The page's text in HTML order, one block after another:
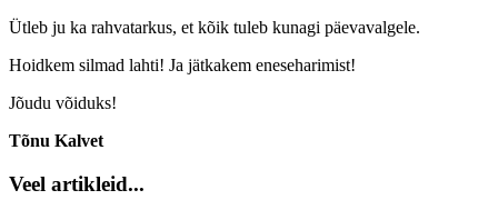
Ütleb ju ka rahvatarkus, et kõik tuleb kunagi päevavalgele.
Hoidkem silmad lahti! Ja jätkakem eneseharimist!
Jõudu võiduks!
Tõnu Kalvet
Veel artikleid...